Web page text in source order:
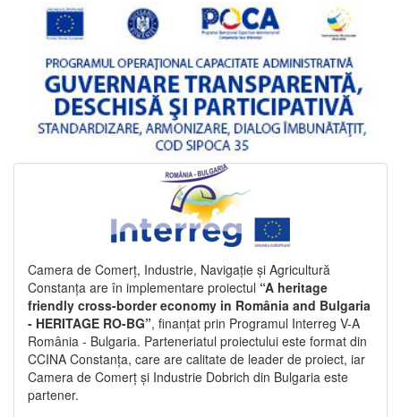
Camera de Comerț, Industrie, Navigație și Agricultură
Constanța are în implementare proiectul “A heritage
friendly cross-border economy in România and Bulgaria
- HERITAGE RO-BG”, finanțat prin Programul Interreg V-A
România - Bulgaria. Parteneriatul proiectului este format din
CCINA Constanța, care are calitate de leader de proiect, iar
Camera de Comerț și Industrie Dobrich din Bulgaria este
partener.